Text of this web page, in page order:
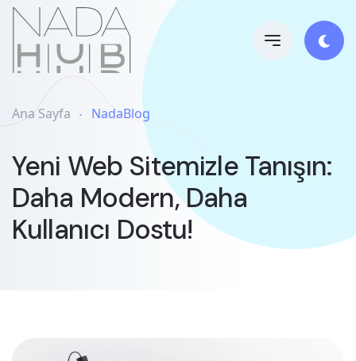
Ana Sayfa NadaBlog
Yeni Web Sitemizle Tanışın:
Daha Modern, Daha
Kullanıcı Dostu!